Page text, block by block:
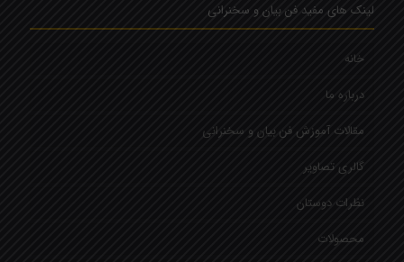
لینک های مفید فن بیان و سخنرانی
خانه
درباره ما
مقالات آموزش فن بیان و سخنرانی
گالری تصاویر
نظرات دوستان
محصولات